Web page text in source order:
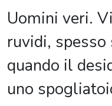
Uomini veri.
ruvidi,
quando il
uno